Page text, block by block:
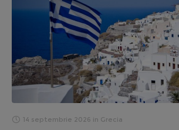
14 septembrie 2026 in Grecia